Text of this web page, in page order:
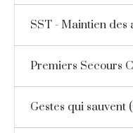
SST - Maintien des
Premiers Secours
Gestes qui sauvent